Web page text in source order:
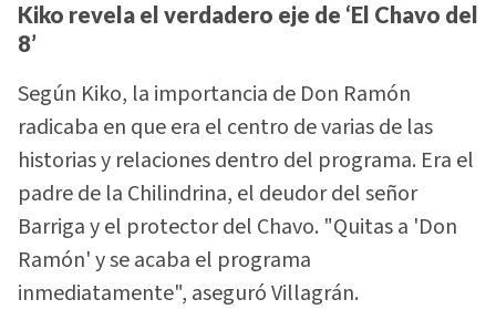
Kiko revela el verdadero eje de ‘El Chavo del
8’
Según Kiko, la importancia de Don Ramón
radicaba en que era el centro de varias de las
historias y relaciones dentro del programa. Era el
padre de la Chilindrina, el deudor del señor
Barriga y el protector del Chavo. "Quitas a 'Don
Ramón' y se acaba el programa
inmediatamente", aseguró Villagrán.